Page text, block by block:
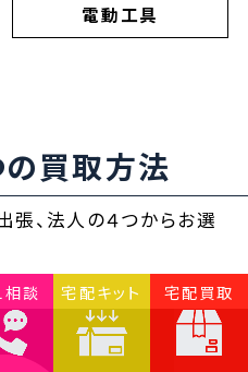
電動工具
買取方法
張、法人の４つからお選
談 宅配キット 宅配買取